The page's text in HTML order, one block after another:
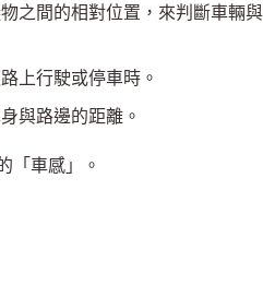
之間的相對位置，來判斷車輛與
上行駛或停車時。
與路邊的距離。
「車感」。